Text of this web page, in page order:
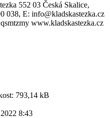
552 03 Česká Skalice,
038, E: info@kladskastezka.cz
www.kladskastezka.cz
793,14 kB
8:43